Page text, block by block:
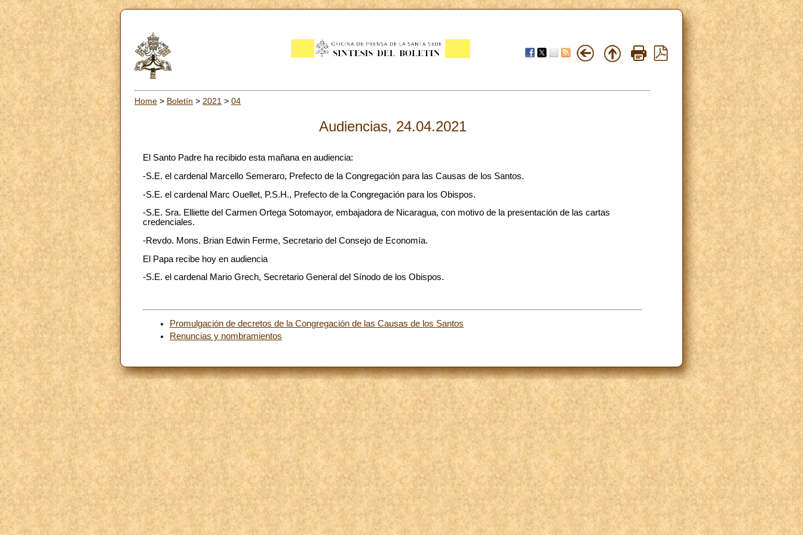
Home > Boletín > 2021 > 04
Audiencias, 24.04.2021
El Santo Padre ha recibido esta mañana en audiencia:
-S.E. el cardenal Marcello Semeraro, Prefecto de la Congregación para las Causas de los Santos.
-S.E. el cardenal Marc Ouellet, P.S.H., Prefecto de la Congregación para los Obispos.
-S.E. Sra. Elliette del Carmen Ortega Sotomayor, embajadora de Nicaragua, con motivo de la presentación de las cartas
credenciales.
-Revdo. Mons. Brian Edwin Ferme, Secretario del Consejo de Economía.
El Papa recibe hoy en audiencia
-S.E. el cardenal Mario Grech, Secretario General del Sínodo de los Obispos.
Promulgación de decretos de la Congregación de las Causas de los Santos
Renuncias y nombramientos